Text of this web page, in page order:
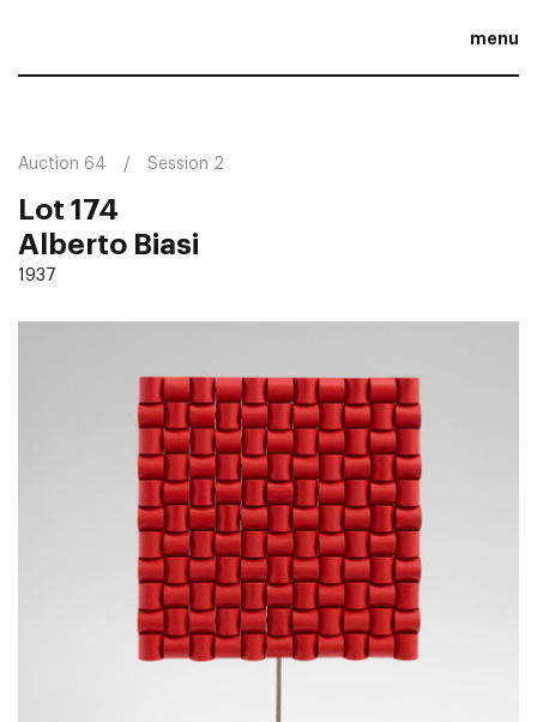
menu
Auction 64 Session 2
Lot 174
Alberto Biasi
1937